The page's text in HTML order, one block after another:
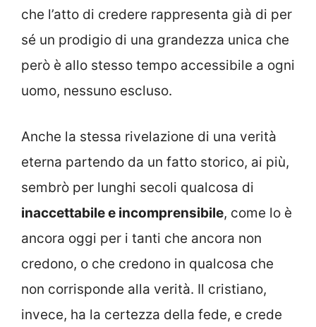
che l’atto di credere rappresenta già di per
sé un prodigio di una grandezza unica che
però è allo stesso tempo accessibile a ogni
uomo, nessuno escluso.
Anche la stessa rivelazione di una verità
eterna partendo da un fatto storico, ai più,
sembrò per lunghi secoli qualcosa di
inaccettabile e incomprensibile, come lo è
ancora oggi per i tanti che ancora non
credono, o che credono in qualcosa che
non corrisponde alla verità. Il cristiano,
invece, ha la certezza della fede, e crede